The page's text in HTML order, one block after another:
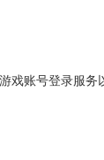
戏账号登录服务